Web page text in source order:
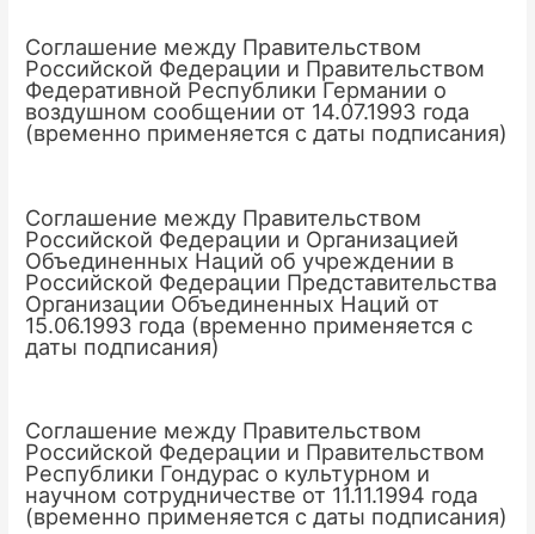
Соглашение между Правительством
Российской Федерации и Правительством
Федеративной Республики Германии о
воздушном сообщении от 14.07.1993 года
(временно применяется с даты подписания)
Соглашение между Правительством
Российской Федерации и Организацией
Объединенных Наций об учреждении в
Российской Федерации Представительства
Организации Объединенных Наций от
15.06.1993 года (временно применяется с
даты подписания)
Соглашение между Правительством
Российской Федерации и Правительством
Республики Гондурас о культурном и
научном сотрудничестве от 11.11.1994 года
(временно применяется с даты подписания)